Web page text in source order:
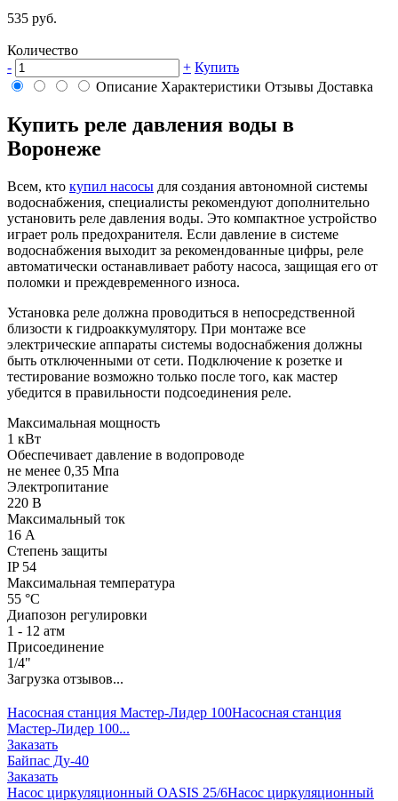
535 руб.
Количество
-
+ Купить
Описание Характеристики Отзывы Доставка
Купить реле давления воды в
Воронеже
Всем, кто купил насосы для создания автономной системы
водоснабжения, специалисты рекомендуют дополнительно
установить реле давления воды. Это компактное устройство
играет роль предохранителя. Если давление в системе
водоснабжения выходит за рекомендованные цифры, реле
автоматически останавливает работу насоса, защищая его от
поломки и преждевременного износа.
Установка реле должна проводиться в непосредственной
близости к гидроаккумулятору. При монтаже все
электрические аппараты системы водоснабжения должны
быть отключенными от сети. Подключение к розетке и
тестирование возможно только после того, как мастер
убедится в правильности подсоединения реле.
Максимальная мощность
1 кВт
Обеспечивает давление в водопроводе
не менее 0,35 Мпа
Электропитание
220 В
Максимальный ток
16 А
Степень защиты
IP 54
Максимальная температура
55 °С
Диапозон регулировки
1 - 12 атм
Присоединение
1/4"
Загрузка отзывов...
Насосная станция Мастер-Лидер 100Насосная станция
Мастер-Лидер 100...
Заказать
Байпас Ду-40
Заказать
Насос циркуляционный OASIS 25/6Насос циркуляционный